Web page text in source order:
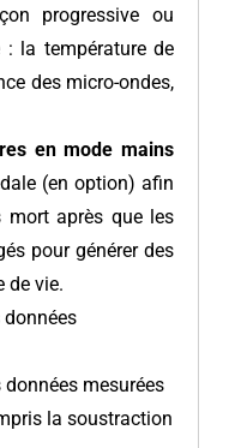
progressive ou
: la température de
des micro-ondes,
en mode mains
(en option) afin
mort après que les
pour générer des
de vie.
mesurées
la soustraction